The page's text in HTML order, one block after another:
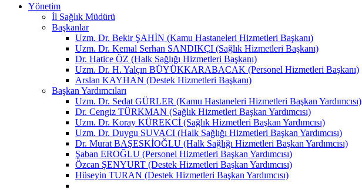
Yönetim
İl Sağlık Müdürü
Başkanlar
Uzm. Dr. Bekir ŞAHİN (Kamu Hastaneleri Hizmetleri Başkanı)
Uzm. Dr. Kemal Serhan SANDIKÇI (Sağlık Hizmetleri Başkanı)
Dr. Hatice ÖZ (Halk Sağlığı Hizmetleri Başkanı)
Uzm. Dr. H. Yalçın BÜYÜKKARABACAK (Personel Hizmetleri Başkanı)
Arslan KAYHAN (Destek Hizmetleri Başkanı)
Başkan Yardımcıları
Uzm. Dr. Sedat GÜRLER (Kamu Hastaneleri Hizmetleri Başkan Yardımcısı)
Dr. Cengiz TÜRKMAN (Sağlık Hizmetleri Başkan Yardımcısı)
Uzm. Dr. Koray KÜREKCİ (Sağlık Hizmetleri Başkan Yardımcısı)
Uzm. Dr. Duygu SUVACI (Halk Sağlığı Hizmetleri Başkan Yardımcısı)
Dr. Murat BAŞESKİOĞLU (Halk Sağlığı Hizmetleri Başkan Yardımcısı)
Şaban EROĞLU (Personel Hizmetleri Başkan Yardımcısı)
Özcan ŞENYURT (Destek Hizmetleri Başkan Yardımcısı)
Hüseyin TURAN (Destek Hizmetleri Başkan Yardımcısı)